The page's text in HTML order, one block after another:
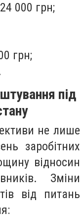
000 грн;
грн;
під
не лише
заробітних
відносин
Зміни
від питань